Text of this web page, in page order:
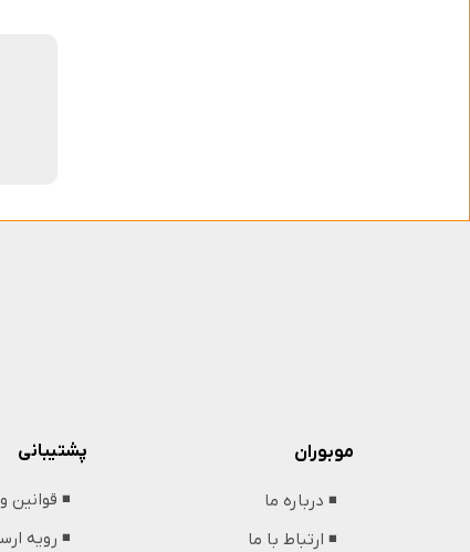
پشتیبانی
◾️ قوانین
◾️ رویه
موبوران
◾️ درباره ما
◾️ ارتباط با ما